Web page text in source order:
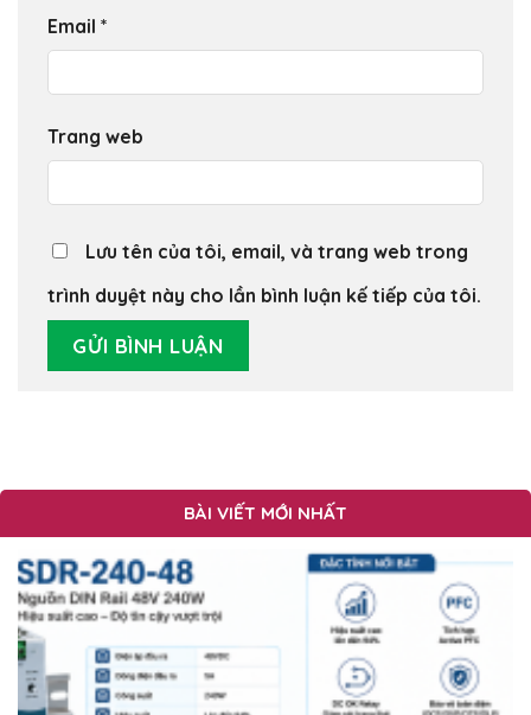
Email *
Trang web
Lưu tên của tôi, email, và trang web trong
trình duyệt này cho lần bình luận kế tiếp của tôi.
BÀI VIẾT MỚI NHẤT